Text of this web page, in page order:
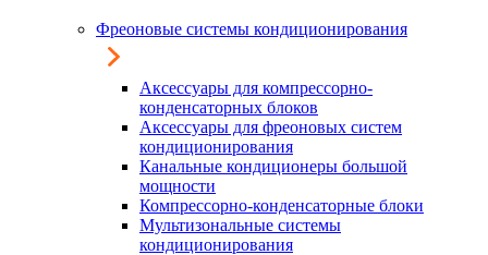
Фреоновые системы кондиционирования
Аксессуары для компрессорно-
конденсаторных блоков
Аксессуары для фреоновых систем
кондиционирования
Канальные кондиционеры большой
мощности
Компрессорно-конденсаторные блоки
Мультизональные системы
кондиционирования